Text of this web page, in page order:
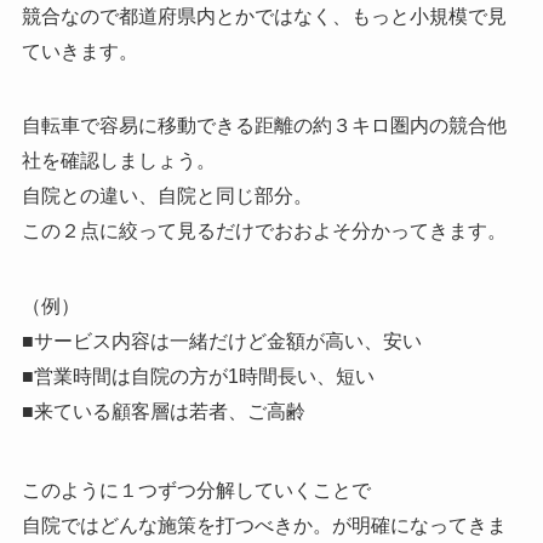
競合なので都道府県内とかではなく、もっと小規模で見
ていきます。
自転車で容易に移動できる距離の約３キロ圏内の競合他
社を確認しましょう。
自院との違い、自院と同じ部分。
この２点に絞って見るだけでおおよそ分かってきます。
（例）
■サービス内容は一緒だけど金額が高い、安い
■営業時間は自院の方が1時間長い、短い
■来ている顧客層は若者、ご高齢
このように１つずつ分解していくことで
自院ではどんな施策を打つべきか。が明確になってきま